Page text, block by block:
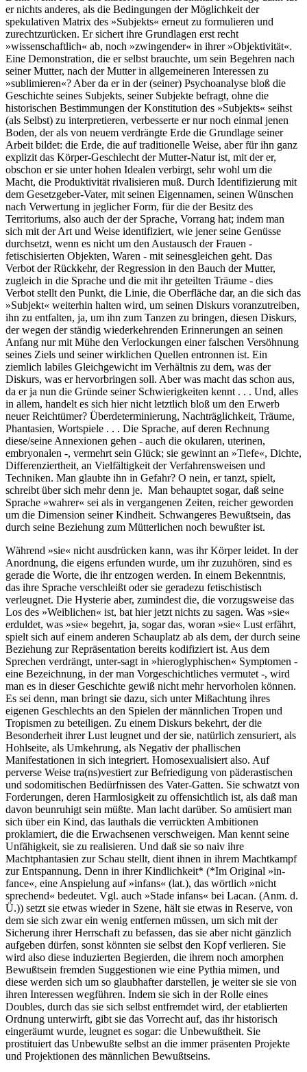
er nichts anderes, als die Bedingungen der Möglichkeit der
spekulativen Matrix des »Subjekts« erneut zu formulieren und
zurechtzurücken. Er sichert ihre Grundlagen erst recht
»wissenschaftlich« ab, noch »zwingender« in ihrer »Objektivität«.
Eine Demonstration, die er selbst brauchte, um sein Begehren nach
seiner Mutter, nach der Mutter in allgemeineren Interessen zu
»sublimieren«? Aber da er in der (seiner) Psychoanalyse bloß die
Geschichte seines Subjekts, seiner Subjekte befragt, ohne die
historischen Bestimmungen der Konstitution des »Subjekts« seihst
(als Selbst) zu interpretieren, verbesserte er nur noch einmal jenen
Boden, der als von neuem verdrängte Erde die Grundlage seiner
Arbeit bildet: die Erde, die auf traditionelle Weise, aber für ihn ganz
explizit das Körper-Geschlecht der Mutter-Natur ist, mit der er,
obschon er sie unter hohen Idealen verbirgt, sehr wohl um die
Macht, die Produktivität rivalisieren muß. Durch Identifizierung mit
dem Gesetzgeber-Vater, mit seinen Eigennamen, seinen Wünschen
nach Verwertung in jeglicher Form, für die der Besitz des
Territoriums, also auch der der Sprache, Vorrang hat; indem man
sich mit der Art und Weise identifiziert, wie jener seine Genüsse
durchsetzt, wenn es nicht um den Austausch der Frauen -
fetischisierten Objekten, Waren - mit seinesgleichen geht. Das
Verbot der Rückkehr, der Regression in den Bauch der Mutter,
zugleich in die Sprache und die mit ihr geteilten Träume - dies
Verbot stellt den Punkt, die Linie, die Oberfläche dar, an die sich das
»Subjekt« weiterhin halten wird, um seinen Diskurs voranzutreiben,
ihn zu entfalten, ja, um ihn zum Tanzen zu bringen, diesen Diskurs,
der wegen der ständig wiederkehrenden Erinnerungen an seinen
Anfang nur mit Mühe den Verlockungen einer falschen Versöhnung
seines Ziels und seiner wirklichen Quellen entronnen ist. Ein
ziemlich labiles Gleichgewicht im Verhältnis zu dem, was der
Diskurs, was er hervorbringen soll. Aber was macht das schon aus,
da er ja nun die Gründe seiner Schwierigkeiten kennt . . . Und, alles
in allem, handelt es sich hier nicht letztlich bloß um den Erwerb
neuer Reichtümer? Überdeterminierung, Nachträglichkeit, Träume,
Phantasien, Wortspiele . . . Die Sprache, auf deren Rechnung
diese/seine Annexionen gehen - auch die okularen, uterinen,
embryonalen -, vermehrt sein Glück; sie gewinnt an »Tiefe«, Dichte,
Differenziertheit, an Vielfältigkeit der Verfahrensweisen und
Techniken. Man glaubte ihn in Gefahr? O nein, er tanzt, spielt,
schreibt über sich mehr denn je. Man behauptet sogar, daß seine
Sprache »wahrer« sei als in vergangenen Zeiten, reicher geworden
um die Dimension seiner Kindheit. Schwangeres Bewußtsein, das
durch seine Beziehung zum Mütterlichen noch bewußter ist.
Während »sie« nicht ausdrücken kann, was ihr Körper leidet. In der
Anordnung, die eigens erfunden wurde, um ihr zuzuhören, sind es
gerade die Worte, die ihr entzogen werden. In einem Bekenntnis,
das ihre Sprache verschleißt oder sie geradezu fetischistisch
verleugnet. Die Hysterie aber, zumindest die, die vorzugsweise das
Los des »Weiblichen« ist, bat hier jetzt nichts zu sagen. Was »sie«
erduldet, was »sie« begehrt, ja, sogar das, woran »sie« Lust erfährt,
spielt sich auf einem anderen Schauplatz ab als dem, der durch seine
Beziehung zur Repräsentation bereits kodifiziert ist. Aus dem
Sprechen verdrängt, unter-sagt in »hieroglyphischen« Symptomen -
eine Bezeichnung, in der man Vorgeschichtliches vermutet -, wird
man es in dieser Geschichte gewiß nicht mehr hervorholen können.
Es sei denn, man bringt sie dazu, sich unter Mißachtung ihres
eigenen Geschlechts an den Spielen der männlichen Tropen und
Tropismen zu beteiligen. Zu einem Diskurs bekehrt, der die
Besonderheit ihrer Lust leugnet und der sie, natürlich zensuriert, als
Hohlseite, als Umkehrung, als Negativ der phallischen
Manifestationen in sich integriert. Homosexualisiert also. Auf
perverse Weise tra(ns)vestiert zur Befriedigung von päderastischen
und sodomitischen Bedürfnissen des Vater-Gatten. Sie schwatzt von
Forderungen, deren Harmlosigkeit zu offensichtlich ist, als daß man
davon beunruhigt sein müßte. Man lacht darüber. So amüsiert man
sich über ein Kind, das lauthals die verrückten Ambitionen
proklamiert, die die Erwachsenen verschweigen. Man kennt seine
Unfähigkeit, sie zu realisieren. Und daß sie so naiv ihre
Machtphantasien zur Schau stellt, dient ihnen in ihrem Machtkampf
zur Entspannung. Denn in ihrer Kindlichkeit* (*Im Original »in-
fance«, eine Anspielung auf »infans« (lat.), das wörtlich »nicht
sprechend« bedeutet. Vgl. auch »Stade infans« bei Lacan. (Anm. d.
Ü.)) setzt sie etwas wieder in Szene, hält sie etwas in Reserve, von
dem sie sich zwar ein wenig entfernen müssen, um sich mit der
Sicherung ihrer Herrschaft zu befassen, das sie aber nicht gänzlich
aufgeben dürfen, sonst könnten sie selbst den Kopf verlieren. Sie
wird also diese induzierten Begierden, die ihrem noch amorphen
Bewußtsein fremden Suggestionen wie eine Pythia mimen, und
diese werden sich um so glaubhafter darstellen, je weiter sie sie von
ihren Interessen wegführen. Indem sie sich in der Rolle eines
Doubles, durch das sie sich selbst entfremdet wird, der etablierten
Ordnung unterwirft, gibt sie das Vorrecht auf, das ihr historisch
eingeräumt wurde, leugnet es sogar: die Unbewußtheit. Sie
prostituiert das Unbewußte selbst an die immer präsenten Projekte
und Projektionen des männlichen Bewußtseins.